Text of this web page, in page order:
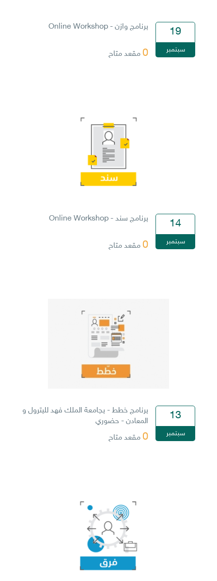
19
سبتمبر
برنامج وازن - Online Workshop
0 مقعد متاح
14
سبتمبر
برنامج سند - Online Workshop
0 مقعد متاح
13
سبتمبر
برنامج خطط - بجامعة الملك فهد للبترول و
المعادن - حضوري
0 مقعد متاح